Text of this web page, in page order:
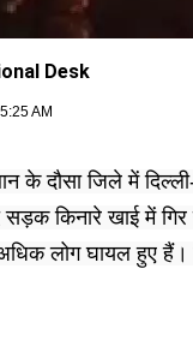
Desk
AM
के दौसा जिले में
किनारे खाई में
लोग घायल हुए हैं।